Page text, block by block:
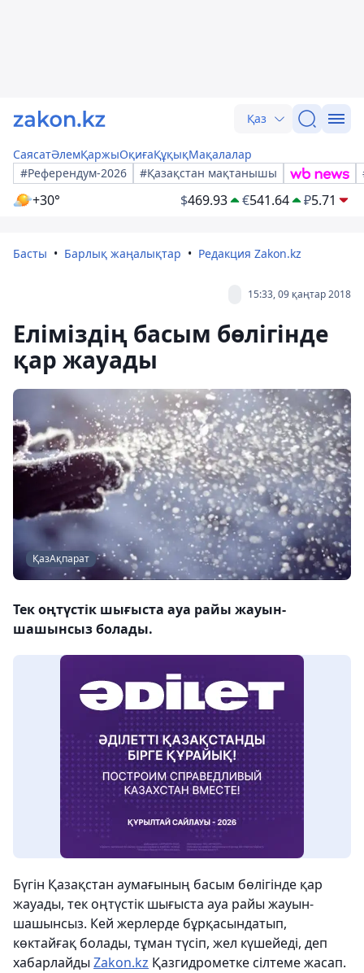
Қаз
СаясатӘлемҚаржыОқиғаҚұқықМақалалар
#Референдум-2026
#Қазақстан мақтанышы
+30° $469.93 €541.64 ₽5.71
Басты Барлық жаңалықтар Редакция Zakon.kz
15:33, 09 қаңтар 2018
Еліміздің басым бөлігінде
қар жауады
ҚазАқпарат
Тек оңтүстік шығыста ауа райы жауын-
шашынсыз болады.
Бүгін Қазақстан аумағының басым бөлігінде қар
жауады, тек оңтүстік шығыста ауа райы жауын-
шашынсыз. Кей жерлерде бұрқасындатып,
көктайғақ болады, тұман түсіп, жел күшейеді, деп
хабарлайды Zakon.kz Қазгидрометке сілтеме жасап.